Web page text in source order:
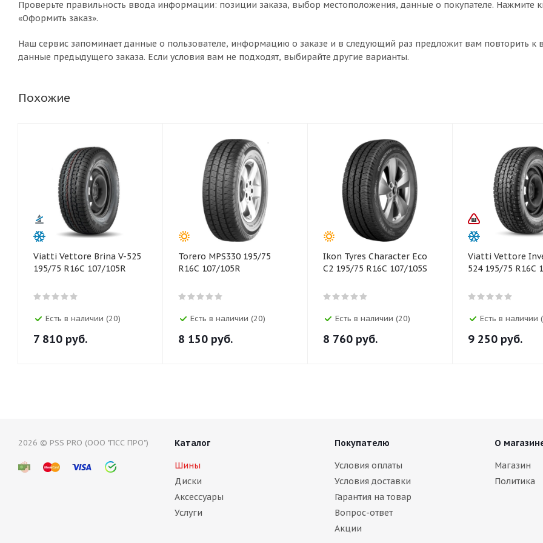
Проверьте правильность ввода информации: позиции заказа, выбор местоположения, данные о покупателе. Нажмите
«Оформить заказ».
Наш сервис запоминает данные о пользователе, информацию о заказе и в следующий раз предложит вам повторить к
данные предыдущего заказа. Если условия вам не подходят, выбирайте другие варианты.
Похожие
Viatti Vettore Brina V-525
195/75 R16C 107/105R
Есть в наличии (20)
7 810 руб.
Torero MPS330 195/75
R16C 107/105R
Есть в наличии (20)
8 150 руб.
Ikon Tyres Character Eco
C2 195/75 R16C 107/105S
Есть в наличии (20)
8 760 руб.
Viatti Vettore
524 195/75 R16C
Есть в наличии
9 250 руб.
2026 © PSS PRO (ООО "ПСС ПРО") Каталог
Шины
Диски
Аксессуары
Услуги
Покупателю
Условия оплаты
Условия доставки
Гарантия на товар
Вопрос-ответ
Акции
О
Магазин
Политика